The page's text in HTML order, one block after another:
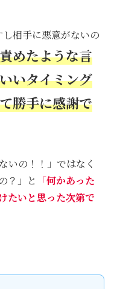
相手に悪意がないの
めたような言
いタイミング
勝手に感謝で
いの！！」ではなく
？」と 「何かあった
たいと思った次第で